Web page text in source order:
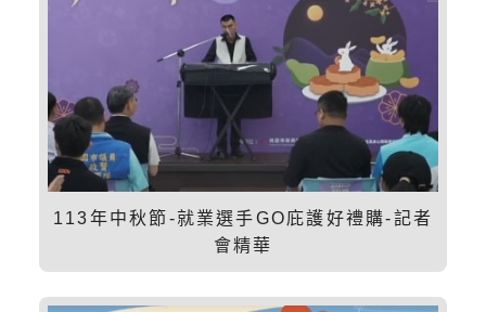
113年中秋節-就業選手GO庇護好禮購-記者
會精華